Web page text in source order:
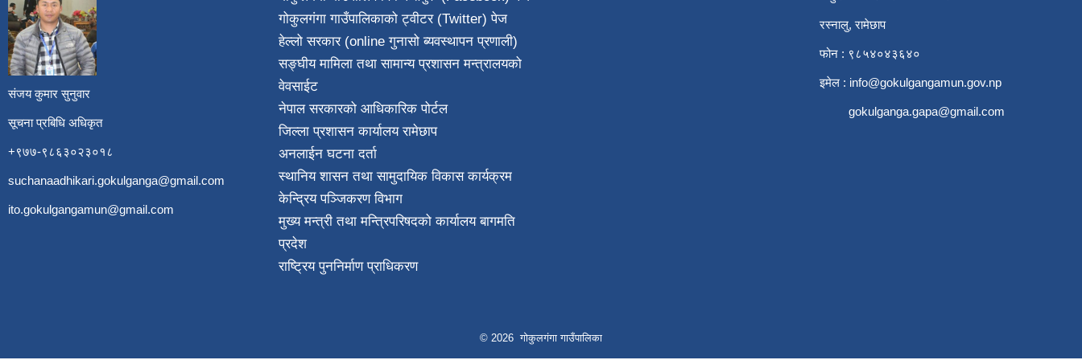
संजय कुमार सुनुवार
सूचना प्रबिधि अधिकृत
+९७७-९८६३०२३०१८
suchanaadhikari.gokulganga@gmail.com
ito.gokulgangamun@gmail.com
गोकुलगंगा गाउँपालिकाको ट्वीटर (Twitter) पेज
हेल्लो सरकार (online गुनासो ब्यवस्थापन प्रणाली)
सङ्घीय मामिला तथा सामान्य प्रशासन मन्त्रालयको
वेवसाईट
नेपाल सरकारको आधिकारिक पोर्टल
जिल्ला प्रशासन कार्यालय रामेछाप
अनलाईन घटना दर्ता
स्थानिय शासन तथा सामुदायिक विकास कार्यक्रम
केन्द्रिय पञ्जिकरण विभाग
मुख्य मन्त्री तथा मन्त्रिपरिषदको कार्यालय बागमति
प्रदेश
राष्ट्रिय पुननिर्माण प्राधिकरण
रस्नालु, रामेछाप
फोन : ९८५४०४३६४०
इमेल : info@gokulgangamun.gov.np
gokulganga.gapa@gmail.com
© 2026 गोकुलगंगा गाउँपालिका